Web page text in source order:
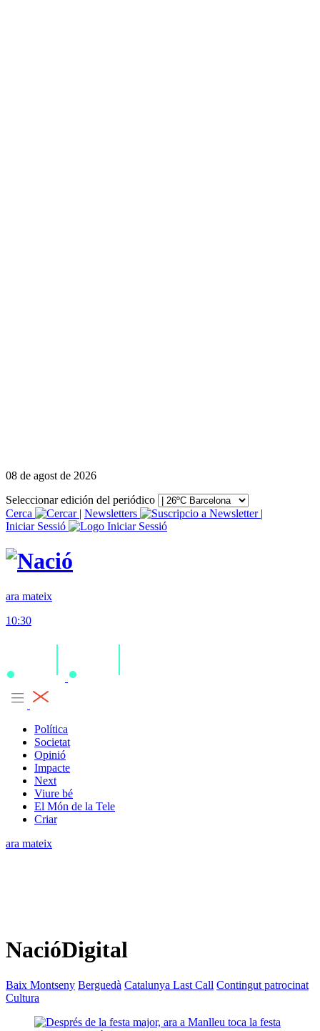
08 de agost de 2026
Seleccionar edición del periódico
Cerca
| Newsletters
|
Iniciar Sessió
ara mateix
10:30
Política
Societat
Opinió
Impacte
Next
Viure bé
El Món de la Tele
Criar
ara mateix
NacióDigital
Baix Montseny Berguedà Catalunya Last Call Contingut patrocinat
Cultura